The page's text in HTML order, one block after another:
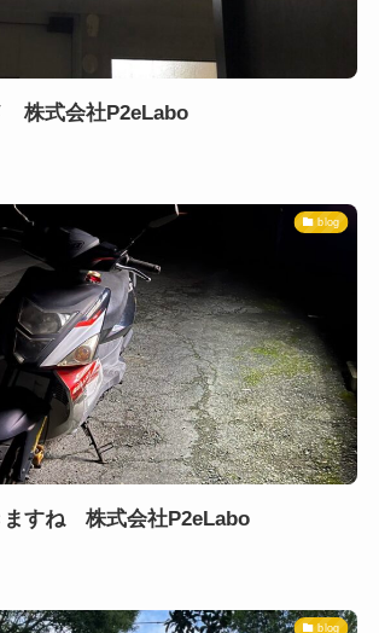
株式会社P2eLabo
blog
ますね 株式会社P2eLabo
blog